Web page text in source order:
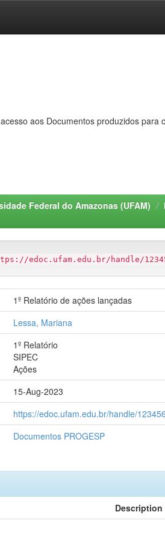
aos Documentos produzidos para
Federal do Amazonas (UFAM)
edoc.ufam.edu.br/handle/
1º Relatório de ações lançadas
Lessa, Mariana
1º Relatório
SIPEC
Ações
15-Aug-2023
https://edoc.ufam.edu.br/handle/
Documentos PROGESP
Description